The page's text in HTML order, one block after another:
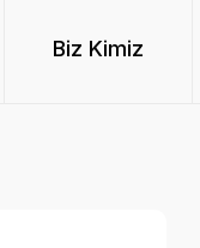
Biz Kimiz